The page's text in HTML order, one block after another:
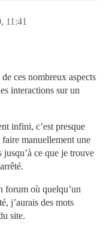
11:41
ces nombreux aspects
interactions sur un
infini, c’est presque
faire manuellement une
jusqu’à ce que je trouve
forum où quelqu’un
j’aurais des mots
site.